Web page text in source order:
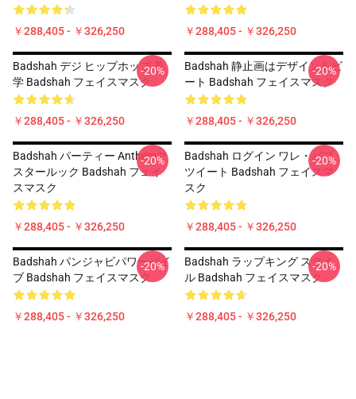
￥288,405 - ￥326,250 ￥288,405 - ￥326,250
Badshah デジ ヒップホップ 美
学 Badshah フェイスマスク
￥288,405 - ￥326,250
-20%
Badshah 静止画はデザインをビ
ート Badshah フェイスマスク
￥288,405 - ￥326,250
-20%
Badshah パーティー Anthemマ
スタールック Badshah フェイ
スマスク
￥288,405 - ￥326,250
-20%
Badshah ログイン ワレ・バブ
ツイート Badshah フェイスマ
スク
￥288,405 - ￥326,250
-20%
Badshah パンジャビパワーバイ
ブ Badshah フェイスマスク
￥288,405 - ￥326,250
-20%
Badshah ラップキング スタイ
ル Badshah フェイスマスク
￥288,405 - ￥326,250
-20%